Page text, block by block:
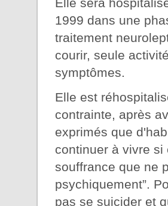
1999 dans une
traitement
courir, seule
symptômes.
Elle est
contrainte, après
exprimés que
continuer à vivre si
souffrance que ne
psychiquement”.
pas se suicider et